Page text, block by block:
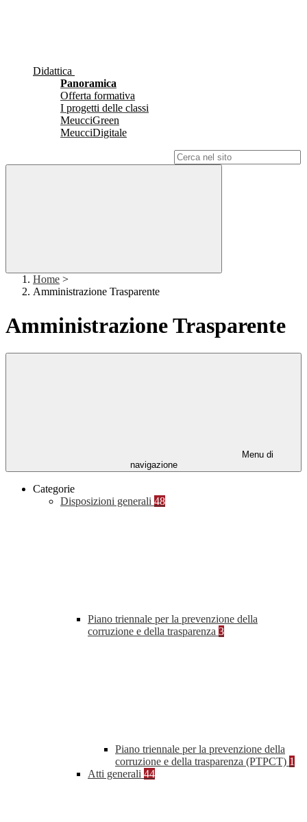
Didattica
Panoramica
Offerta formativa
I progetti delle classi
MeucciGreen
MeucciDigitale
Home >
Amministrazione Trasparente
Amministrazione Trasparente
Menu di
navigazione
Categorie
Disposizioni generali 48
Piano triennale per la prevenzione della
corruzione e della trasparenza 3
Piano triennale per la prevenzione della
corruzione e della trasparenza (PTPCT) 1
Atti generali 44